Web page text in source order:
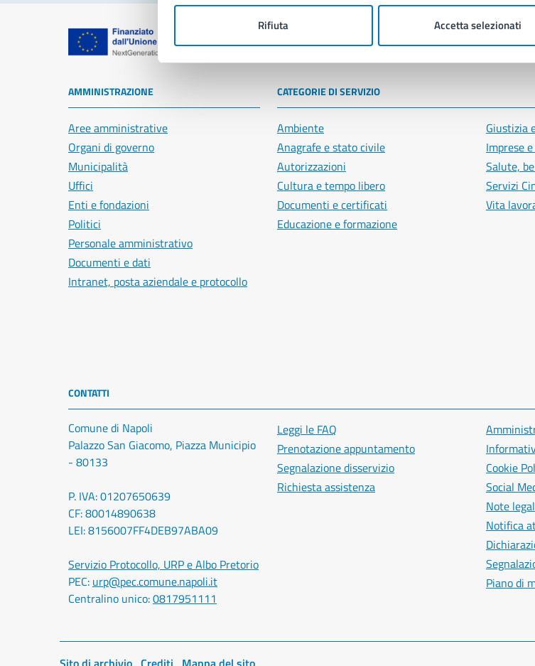
Rifiuta Accetta selezionati
Comune di Napoli
AMMINISTRAZIONE
Aree amministrative
Organi di governo
Municipalità
Uffici
Enti e fondazioni
Politici
Personale amministrativo
Documenti e dati
Intranet, posta aziendale e protocollo
CATEGORIE DI SERVIZIO
Ambiente
Anagrafe e stato civile
Autorizzazioni
Cultura e tempo libero
Documenti e certificati
Educazione e formazione
Giustizia
Imprese
Salute,
Servizi
Vita
CONTATTI
Comune di Napoli
Palazzo San Giacomo, Piazza Municipio
- 80133
P. IVA: 01207650639
CF: 80014890638
LEI: 8156007FF4DEB97ABA09
Servizio Protocollo, URP e Albo Pretorio
PEC: urp@pec.comune.napoli.it
Centralino unico:0817951111
Leggi le FAQ
Prenotazione appuntamento
Segnalazione disservizio
Richiesta assistenza
Cookie
Social
Note
Notifica
Piano di